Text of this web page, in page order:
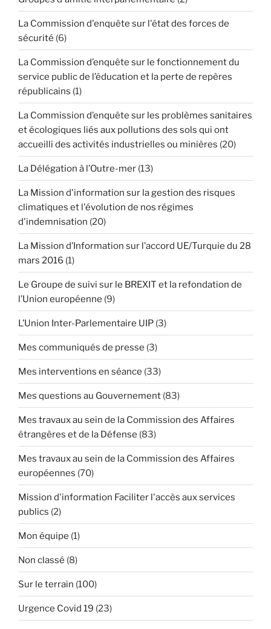
La Commission d'enquête sur l'état des forces de
sécurité (6)
La Commission d’enquête sur le fonctionnement du
service public de l’éducation et la perte de repères
républicains (1)
La Commission d’enquête sur les problèmes sanitaires
et écologiques liés aux pollutions des sols qui ont
accueilli des activités industrielles ou minières (20)
La Délégation à l’Outre-mer (13)
La Mission d'information sur la gestion des risques
climatiques et l'évolution de nos régimes
d'indemnisation (20)
La Mission d’Information sur l’accord UE/Turquie du 28
mars 2016 (1)
Le Groupe de suivi sur le BREXIT et la refondation de
l’Union européenne (9)
L’Union Inter-Parlementaire UIP (3)
Mes communiqués de presse (3)
Mes interventions en séance (33)
Mes questions au Gouvernement (83)
Mes travaux au sein de la Commission des Affaires
étrangères et de la Défense (83)
Mes travaux au sein de la Commission des Affaires
européennes (70)
Mission d'information Faciliter l'accès aux services
publics (2)
Mon équipe (1)
Non classé (8)
Sur le terrain (100)
Urgence Covid 19 (23)